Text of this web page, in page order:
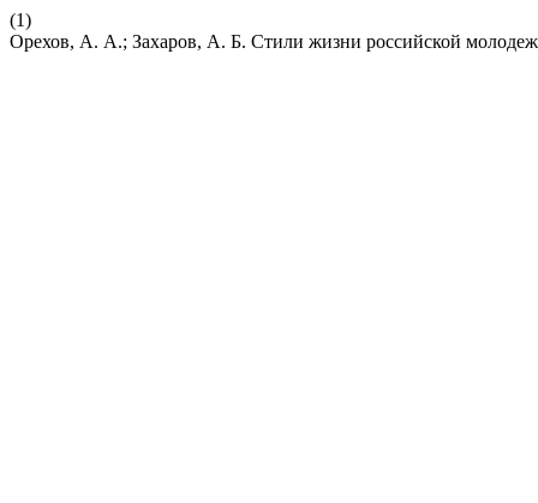
(1)
Орехов, А. А.; Захаров, А. Б. Стили жизни российской